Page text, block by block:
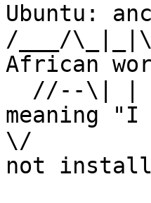
Ubuntu:
/___/
African
meaning "I
\/
not install